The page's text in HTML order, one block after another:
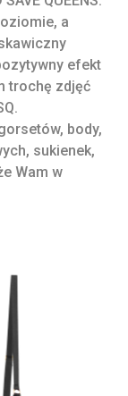
a
efekt
trochę zdjęć
body,
sukienek,
Wam w